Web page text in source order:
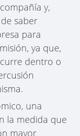
y,
saber
para
ya que,
dentro o
una
la medida que
mayor